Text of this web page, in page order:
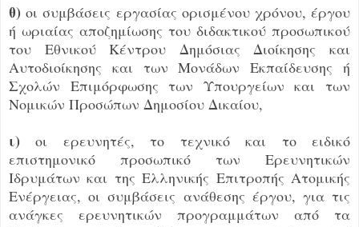
θ) οι συμβάσεις εργασίας ορισμένου χρόνου, έργου
ή ωριαίας αποζημίωσης του διδακτικού προσωπικού
του Εθνικού Κέντρου Δημόσιας Διοίκησης και
Αυτοδιοίκησης και των Μονάδων Εκπαίδευσης ή
Σχολών Επιμόρφωσης των Υπουργείων και των
Νομικών Προσώπων Δημοσίου Δικαίου,
ι) οι ερευνητές, το τεχνικό και το ειδικό
επιστημονικό προσωπικό των Ερευνητικών
Ιδρυμάτων και της Ελληνικής Επιτροπής Ατομικής
Ενέργειας, οι συμβάσεις ανάθεσης έργου, για τις
ανάγκες ερευνητικών προγραμμάτων από τα